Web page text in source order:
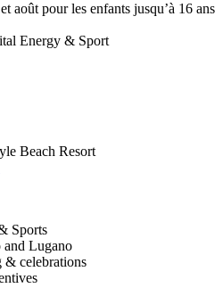
août pour les enfants jusqu’à 16 ans
Energy & Sport
Beach Resort
Sports
Lugano
& celebrations